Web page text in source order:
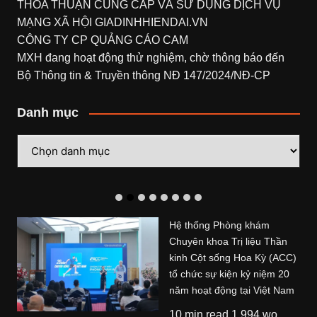
THỎA THUẬN CUNG CẤP VÀ SỬ DỤNG DỊCH VỤ
MẠNG XÃ HỘI GIADINHHIENDAI.VN
CÔNG TY CP QUẢNG CÁO CAM
MXH đang hoạt động thử nghiệm, chờ thông báo đến
Bộ Thông tin & Truyền thông NĐ 147/2024/NĐ-CP
Danh mục
mục
Hệ thống Phòng khám
Chuyên khoa Trị liệu Thần
kinh Cột sống Hoa Kỳ (ACC)
tổ chức sự kiện kỷ niệm 20
năm hoạt động tại Việt Nam